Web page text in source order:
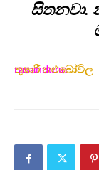
සිතනවා.
තුෂාරී කළුබෝවිල
rasanduna